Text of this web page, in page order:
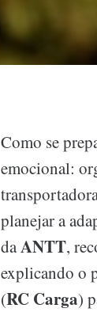
Como se
emocional:
planejar a
daANTT,
explicando o
(RC Carga)